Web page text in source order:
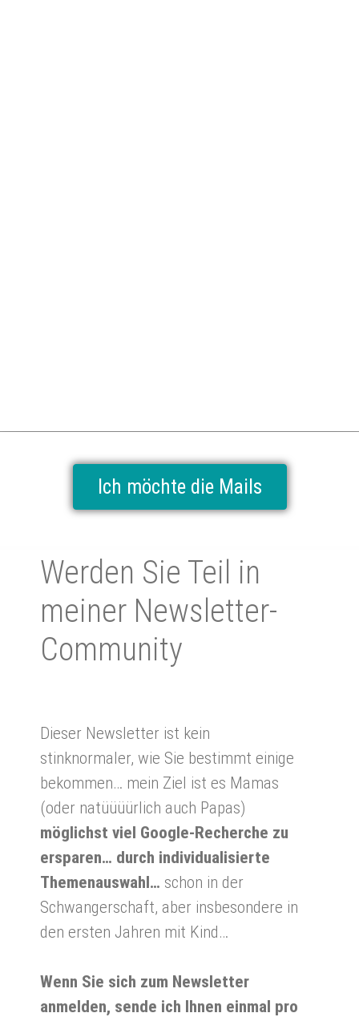
Ich möchte die Mails
Wer­den Sie Teil in
mei­ner News­let­ter-
Community
Dieser Newsletter ist kein
stinknormaler, wie Sie bestimmt einige
bekommen… mein Ziel ist es Mamas
(oder natüüüürlich auch Papas)
möglichst viel Google-Recherche zu
ersparen… durch individualisierte
Themenauswahl… schon in der
Schwangerschaft, aber insbesondere in
den ersten Jahren mit Kind…
Wenn Sie sich zum Newsletter
anmelden, sende ich Ihnen einmal pro